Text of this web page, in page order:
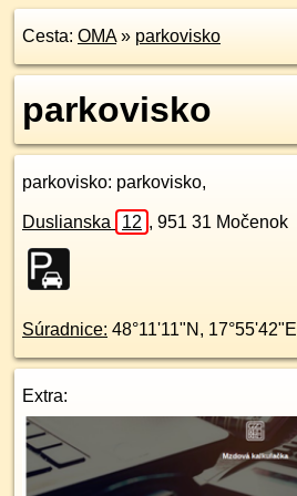
Cesta: OMA» parkovisko
parkovisko
parkovisko: parkovisko,
Duslianska 12 , 951 31 Močenok
Súradnice: 48°11'11"N , 17°55'42"E
Extra: